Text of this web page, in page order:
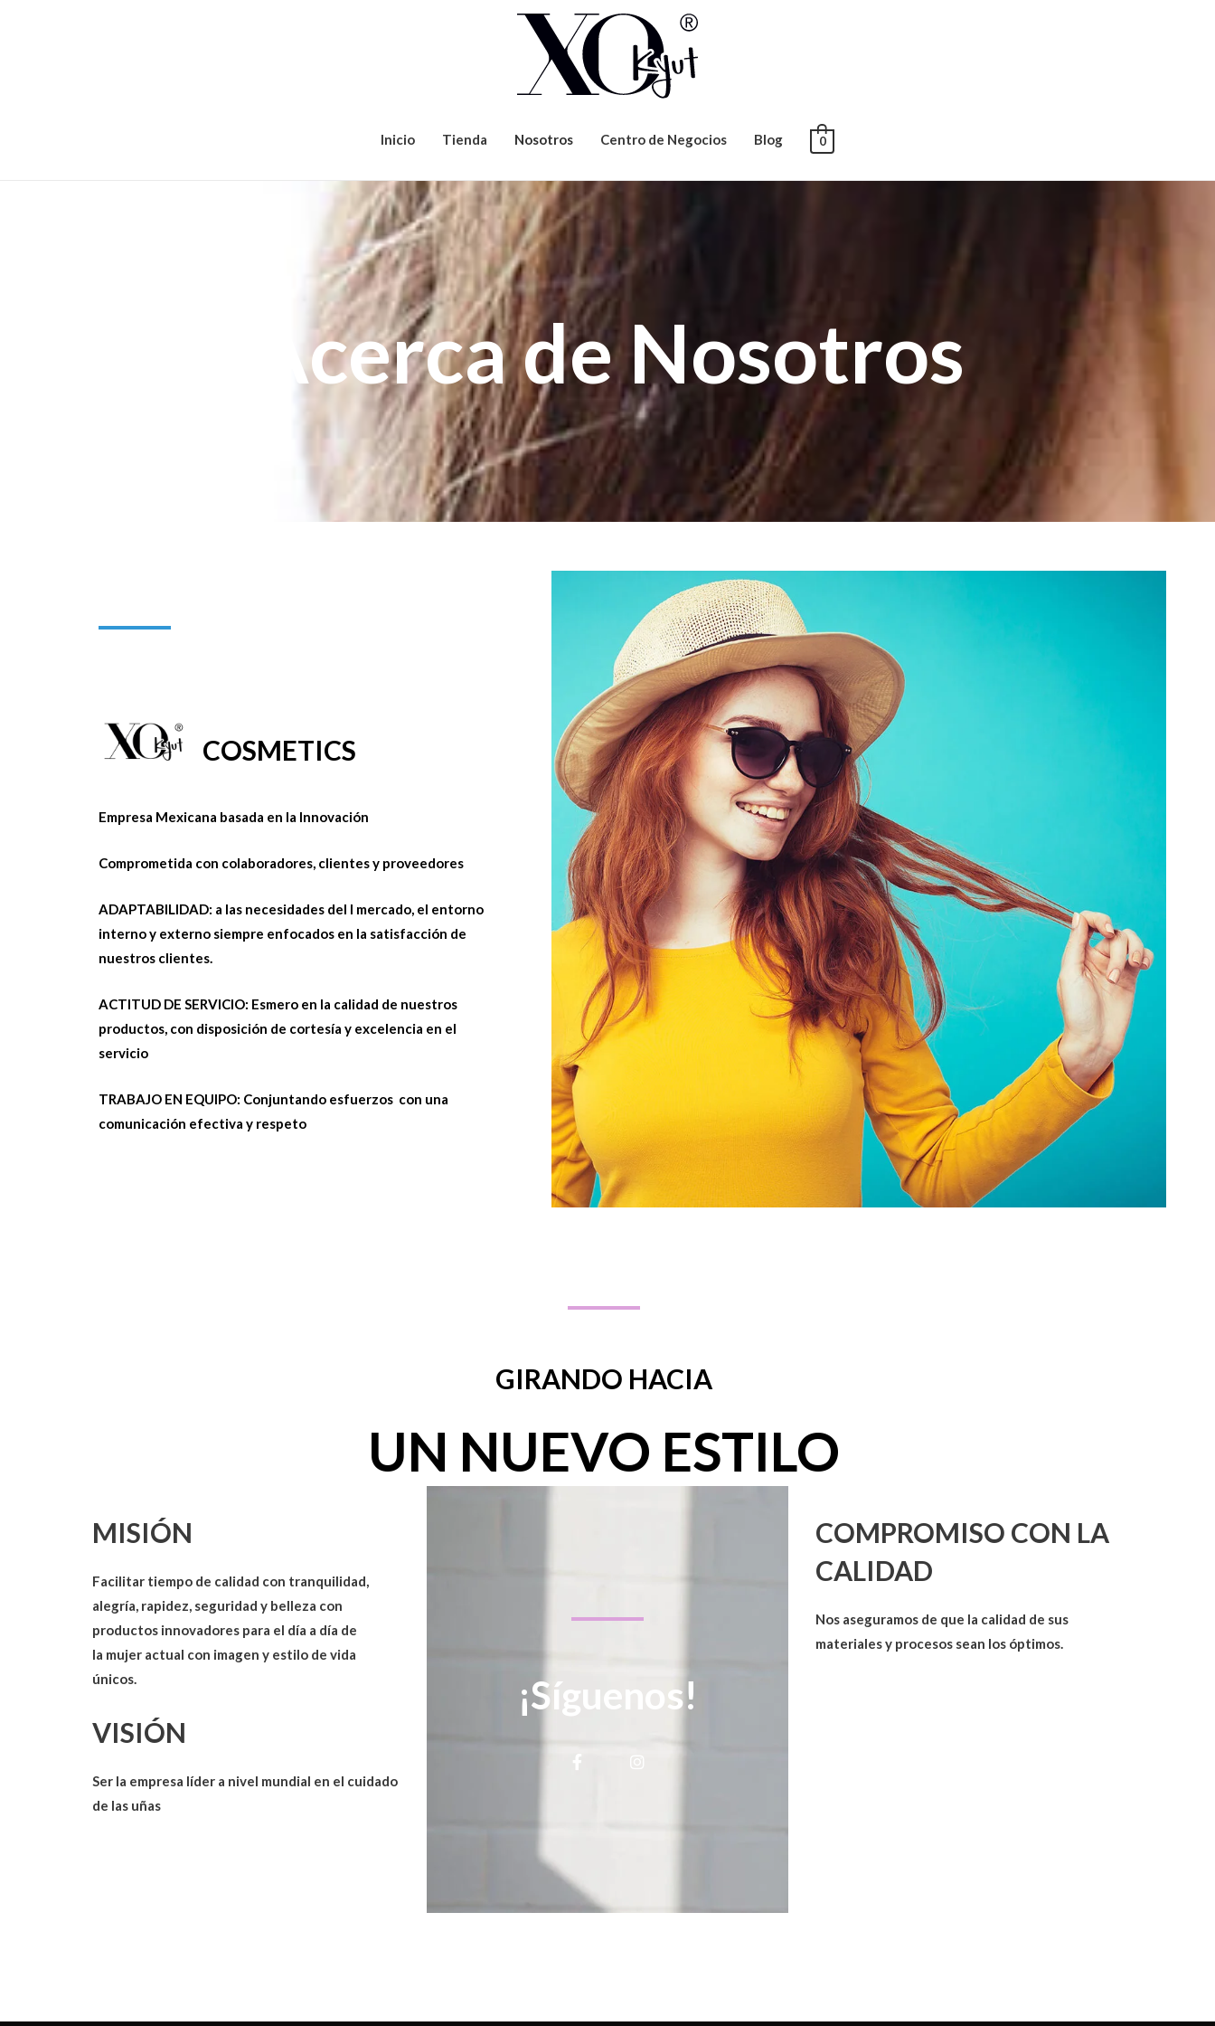
Inicio Tienda Nosotros Centro de Negocios Blog 0
Acerca de Nosotros
COSMETICS
Empresa Mexicana basada en la Innovación
Comprometida con colaboradores, clientes y proveedores
ADAPTABILIDAD: a las necesidades del l mercado, el entorno
interno y externo siempre enfocados en la satisfacción de
nuestros clientes.
ACTITUD DE SERVICIO: Esmero en la calidad de nuestros
productos, con disposición de cortesía y excelencia en el
servicio
TRABAJO EN EQUIPO: Conjuntando esfuerzos con una
comunicación efectiva y respeto
GIRANDO HACIA
UN NUEVO ESTILO
MISIÓN
Facilitar tiempo de calidad con tranquilidad,
alegría, rapidez, seguridad y belleza con
productos innovadores para el día a día de
la mujer actual con imagen y estilo de vida
únicos.
VISIÓN
Ser la empresa líder a nivel mundial en el cuidado
de las uñas
¡Síguenos!
COMPROMISO CON LA
CALIDAD
Nos aseguramos de que la calidad de sus
materiales y procesos sean los óptimos.